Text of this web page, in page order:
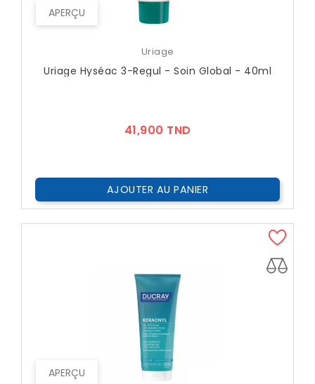
APERÇU
Uriage
Uriage Hyséac 3-Regul - Soin Global - 40ml
41,900 TND
AJOUTER AU PANIER
APERÇU